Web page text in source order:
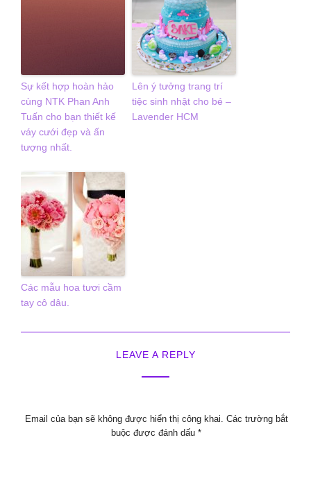
Sự kết hợp hoàn hảo
cùng NTK Phan Anh
Tuấn cho bạn thiết kế
váy cưới đẹp và ấn
tượng nhất.
Lên ý tưởng trang trí
tiệc sinh nhật cho bé –
Lavender HCM
Các mẫu hoa tươi cầm
tay cô dâu.
LEAVE A REPLY
Email của bạn sẽ không được hiển thị công khai. Các trường bắt
buộc được đánh dấu*